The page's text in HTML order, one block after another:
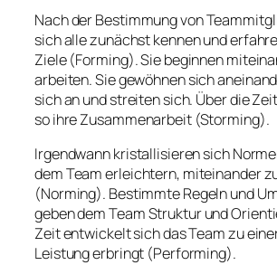
Nach der Bestimmung von
sich alle zunächst kennen und
Ziele (Forming). Sie beginnen
arbeiten. Sie gewöhnen sich
sich an und streiten sich. Über die
so ihre Zusammenarbeit (Storming).
Irgendwann kristallisieren sich
dem Team erleichtern, miteinander
(Norming). Bestimmte Regeln und
geben dem Team Struktur und
Zeit entwickelt sich das Team zu
Leistung erbringt (Performing).